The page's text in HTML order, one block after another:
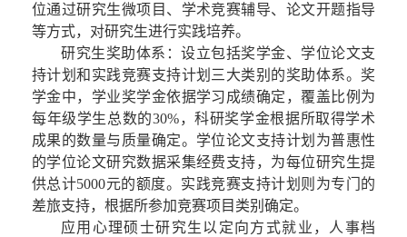
位通过研究生微项目、学术竞赛辅导、论文开题指导
等方式，对研究生进行实践培养。
研究生奖助体系：设立包括奖学金、学位论文支
持计划和实践竞赛支持计划三大类别的奖助体系。奖
学金中，学业奖学金依据学习成绩确定，覆盖比例为
每年级学生总数的30%，科研奖学金根据所取得学术
成果的数量与质量确定。学位论文支持计划为普惠性
的学位论文研究数据采集经费支持，为每位研究生提
供总计5000元的额度。实践竞赛支持计划则为专门的
差旅支持，根据所参加竞赛项目类别确定。
应用心理硕士研究生以定向方式就业，人事档